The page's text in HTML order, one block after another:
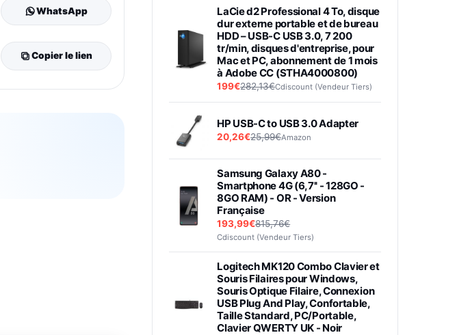
WhatsApp
Copier le lien
LaCie d2 Professional 4 To, disque
dur externe portable et de bureau
HDD – USB-C USB 3.0, 7 200
tr/min, disques d'entreprise, pour
Mac et PC, abonnement de 1 mois
à Adobe CC (STHA4000800)
199€282,13€Cdiscount (Vendeur Tiers)
HP USB-C to USB 3.0 Adapter
20,26€25,99€Amazon
Samsung Galaxy A80 -
Smartphone 4G (6,7'' - 128GO -
8GO RAM) - OR - Version
Française
193,99€815,76€
Cdiscount (Vendeur Tiers)
Logitech MK120 Combo Clavier et
Souris Filaires pour Windows,
Souris Optique Filaire, Connexion
USB Plug And Play, Confortable,
Taille Standard, PC/Portable,
Clavier QWERTY UK - Noir